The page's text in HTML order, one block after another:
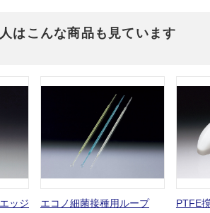
はこんな商品も見ています
ッジ
エコノ細菌接種用ループ
PTFE